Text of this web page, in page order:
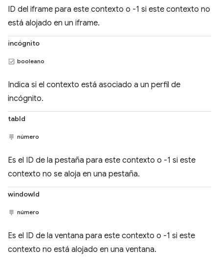
ID del iframe para este contexto o -1 si este contexto no
está alojado en un iframe.
incógnito
booleano
Indica si el contexto está asociado a un perfil de
incógnito.
tabId
número
Es el ID de la pestaña para este contexto o -1 si este
contexto no se aloja en una pestaña.
windowId
número
Es el ID de la ventana para este contexto o -1 si este
contexto no está alojado en una ventana.